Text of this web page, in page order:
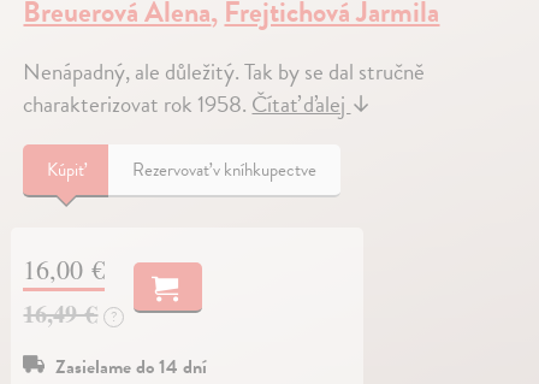
Breuerová Alena,Frejtichová Jarmila
Nenápadný, ale důležitý. Tak by se dal stručně
charakterizovat rok 1958.Čítať ďalej↓
Kúpiť Rezervovať v kníhkupectve
16,00 €
16,49 €
?
Zasielame do 14 dní